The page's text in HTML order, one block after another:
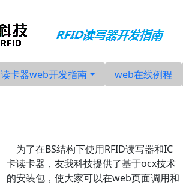
读卡器web开发指南
web在线例程
RFID读写器web
支持IC卡读卡器
为了在BS结构下使用RFID读写器和IC
卡读卡器，友我科技提供了基于ocx技术
的安装包，使大家可以在web页面调用和